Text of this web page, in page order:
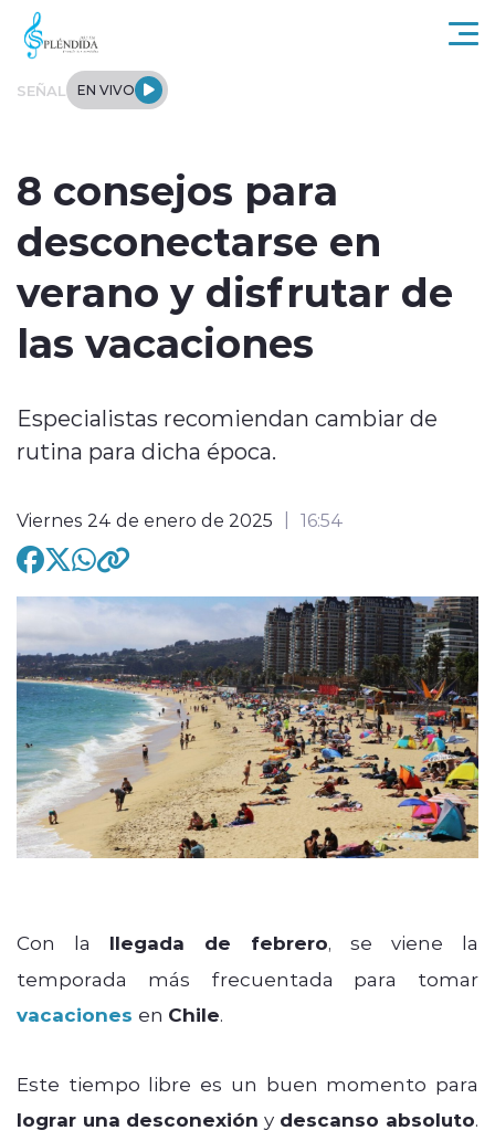
Click acá para ir directamente al contenido
SEÑAL EN VIVO
Internacional
Deportes
modo claro
8 consejos para
desconectarse en
verano y disfrutar de
las vacaciones
Especialistas recomiendan cambiar de
rutina para dicha época.
Viernes 24 de enero de 2025 16:54
Con la llegada de febrero, se viene la
temporada más frecuentada para tomar
vacaciones en Chile.
Este tiempo libre es un buen momento para
lograr una desconexión ydescanso absoluto.